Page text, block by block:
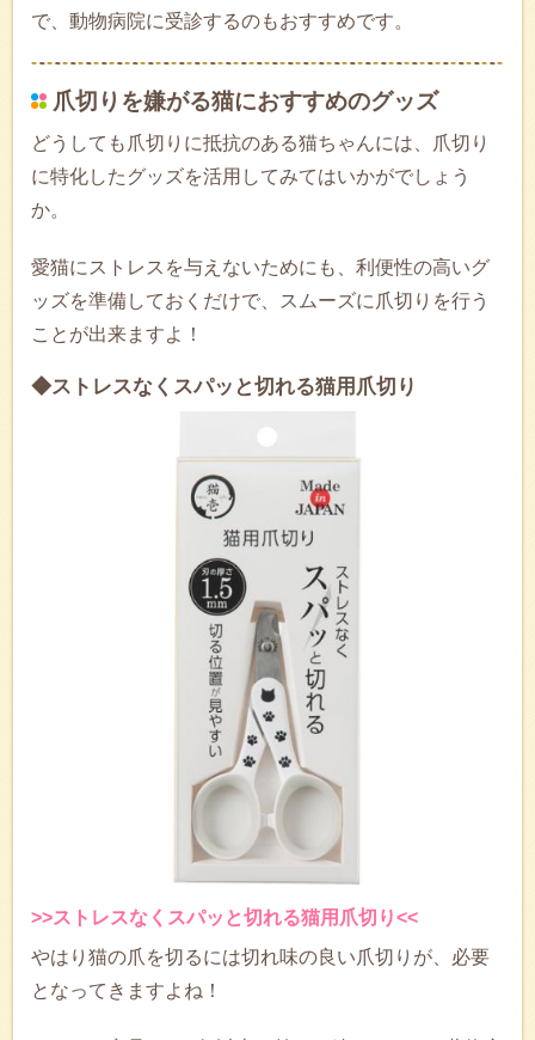
で、動物病院に受診するのもおすすめです。
爪切りを嫌がる猫におすすめのグッズ
どうしても爪切りに抵抗のある猫ちゃんには、爪切り
に特化したグッズを活用してみてはいかがでしょう
か。
愛猫にストレスを与えないためにも、利便性の高いグ
ッズを準備しておくだけで、スムーズに爪切りを行う
ことが出来ますよ！
◆ストレスなくスパッと切れる猫用爪切り
>>ストレスなくスパッと切れる猫用爪切り<<
やはり猫の爪を切るには切れ味の良い爪切りが、必要
となってきますよね！